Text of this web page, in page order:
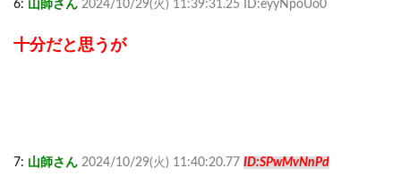
6: 山師さん 2024/10/29(火) 11:39:31.25 ID:eyyNpoUo0
十分だと思うが
7: 山師さん 2024/10/29(火) 11:40:20.77 ID:SPwMvNnPd